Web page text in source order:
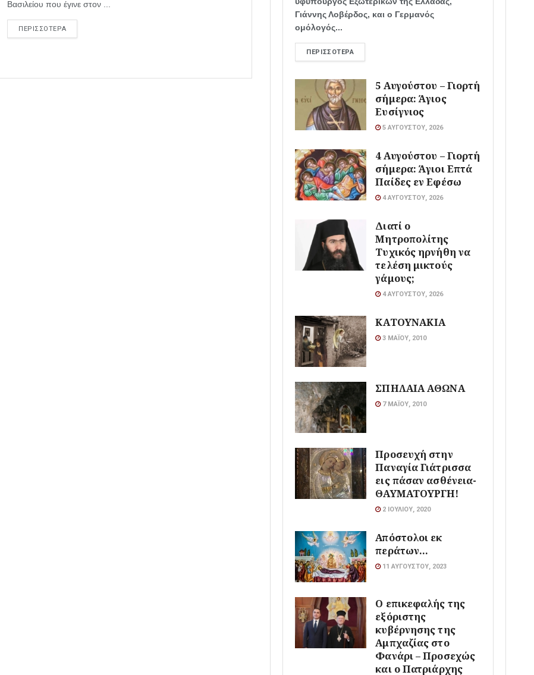
Βασιλείου που έγινε στον ...
ΠΕΡΙΣΣΟΤΕΡΑ
Γιάννης Λοβέρδος, και ο Γερμανός
ομόλογός...
ΠΕΡΙΣΣΌΤΕΡΑ
5 Αυγούστου – Γιορτή
σήμερα: Άγιος
Ευσίγνιος
5 ΑΥΓΟΎΣΤΟΥ, 2026
4 Αυγούστου – Γιορτή
σήμερα: Άγιοι Επτά
Παίδες εν Εφέσω
4 ΑΥΓΟΎΣΤΟΥ, 2026
Διατί ο
Μητροπολίτης
Τυχικός ηρνήθη να
τελέση μικτούς
γάμους;
4 ΑΥΓΟΎΣΤΟΥ, 2026
ΚΑΤΟΥΝΑΚΙΑ
3 ΜΑΪ́ΟΥ, 2010
ΣΠΗΛΑΙΑ ΑΘΩΝΑ
7 ΜΑΪ́ΟΥ, 2010
Προσευχή στην
Παναγία Γιάτρισσα
εις πάσαν ασθένεια-
ΘΑΥΜΑΤΟΥΡΓΗ!
2 ΙΟΥΛΊΟΥ, 2020
Απόστολοι εκ
περάτων…
11 ΑΥΓΟΎΣΤΟΥ, 2023
Ο επικεφαλής της
εξόριστης
κυβέρνησης της
Αμπχαζίας στο
Φανάρι – Προσεχώς
και ο Πατριάρχης